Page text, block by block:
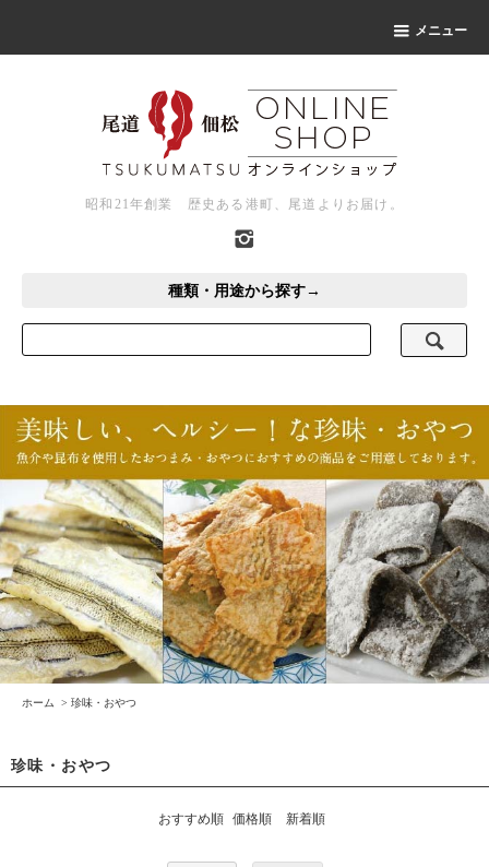
メニュー
昭和21年創業 歴史ある港町、尾道よりお届け。
種類・用途から探す→
ホーム > 珍味・おやつ
珍味・おやつ
おすすめ順 価格順 新着順